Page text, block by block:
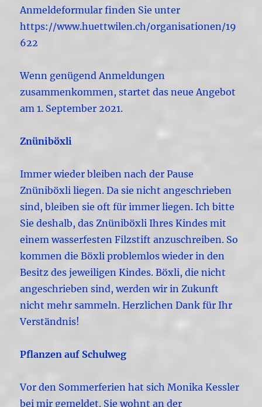
Anmeldeformular finden Sie unter
https://www.huettwilen.ch/organisationen/19
622
Wenn genügend Anmeldungen
zusammenkommen, startet das neue Angebot
am 1. September 2021.
Znüniböxli
Immer wieder bleiben nach der Pause
Znüniböxli liegen. Da sie nicht angeschrieben
sind, bleiben sie oft für immer liegen. Ich bitte
Sie deshalb, das Znüniböxli Ihres Kindes mit
einem wasserfesten Filzstift anzuschreiben. So
kommen die Böxli problemlos wieder in den
Besitz des jeweiligen Kindes. Böxli, die nicht
angeschrieben sind, werden wir in Zukunft
nicht mehr sammeln. Herzlichen Dank für Ihr
Verständnis!
Pflanzen auf Schulweg
Vor den Sommerferien hat sich Monika Kessler
bei mir gemeldet. Sie wohnt an der